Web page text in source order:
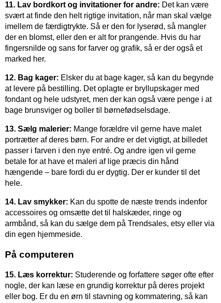
11. Lav bordkort og invitationer for andre: Det kan være
svært at finde den helt rigtige invitation, når man skal vælge
imellem de færdigtrykte. Så er den for lyserød, så mangler
der en blomst, eller den er alt for prangende. Hvis du har
fingersnilde og sans for farver og grafik, så er der også et
marked her.
12. Bag kager: Elsker du at bage kager, så kan du begynde
at levere på bestilling. Det oplagte er bryllupskager med
fondant og hele udstyret, men der kan også være penge i at
bage brunsviger og boller til børnefødselsdage.
13. Sælg malerier: Mange forældre vil gerne have malet
portrætter af deres børn. For andre er det vigtigt, at billedet
passer i farven i den nye entré. Og andre igen vil gerne
betale for at have et maleri af lige præcis din hånd
hængende – bare fordi du er dygtig. Der er kunder til det
hele.
14. Lav smykker: Kan du spotte de næste trends indenfor
accessoires og omsætte det til halskæder, ringe og
armbånd, så kan du sælge dem på Trendsales, etsy eller via
din egen hjemmeside.
På computeren
15. Læs korrektur: Studerende og forfattere søger ofte efter
nogle, der kan læse en grundig korrektur på deres projekt
eller bog. Er du en ørn til stavning og kommatering, så kan